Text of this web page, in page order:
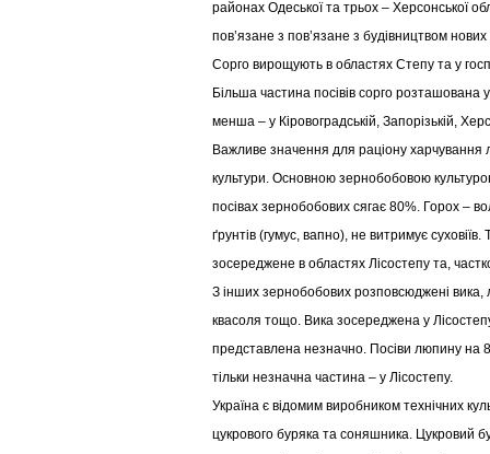
районах Одеської та трьох – Херсонської
пов’язане з пов’язане з будівництвом
Сорго вирощують в областях Степу та у
Більша частина посівів сорго розташована
менша – у Кіровоградській, Запорізькій,
Важливе значення для раціону
культури. Основною зернобобовою
посівах зернобобових сягає 80%. Горох –
ґрунтів (гумус, вапно), не витримує
зосереджене в областях Лісостепу та,
З інших зернобобових розповсюджені
квасоля тощо. Вика зосереджена у
представлена незначно. Посіви люпину на
тільки незначна частина – у Лісостепу.
Україна є відомим виробником технічних
цукрового буряка та соняшника. Цукровий